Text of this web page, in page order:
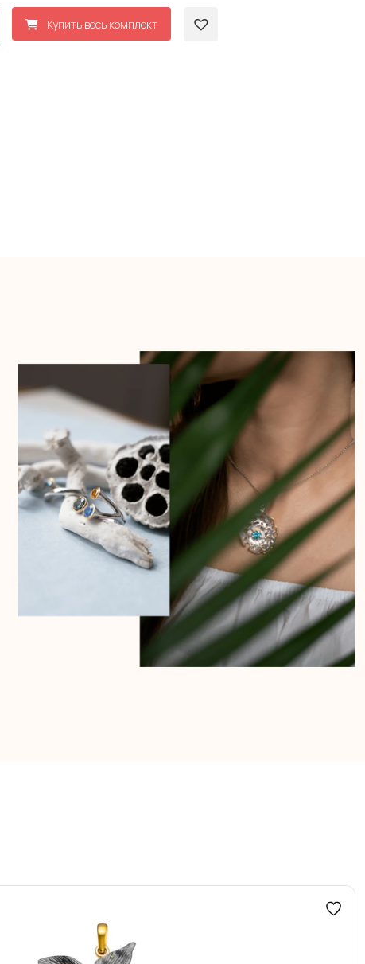
Купить весь комплект